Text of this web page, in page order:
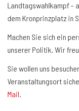
Landtagswahlkampf –
dem Kronprinzplatz in
Machen Sie sich ein
unserer Politik. Wir
Sie wollen uns
Veranstaltungsort
Mail.